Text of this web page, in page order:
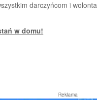
darczyńcom i
w domu!
Reklama